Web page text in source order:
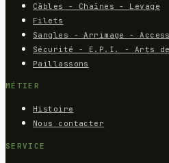
Câbles - Chaînes - Levage
Filets
Sangles - Arrimage -
Sécurité - E.P.I. - Arts
Paillassons
MÉTIER
Histoire
Nous contacter
SERVICE